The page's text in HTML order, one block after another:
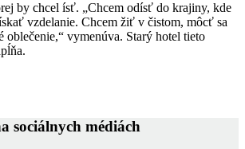
by chcel ísť. „Chcem odísť do krajiny, kde
vzdelanie. Chcem žiť v čistom, môcť sa
oblečenie,“ vymenúva. Starý hotel tieto
sociálnych médiách